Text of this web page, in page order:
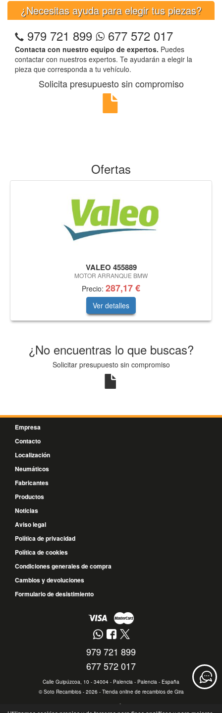
¿Necesitas ayuda para elegir tus piezas?
979 721 899 677 572 017
Contacta con nuestro equipo de expertos. Puedes
contactar con nuestros expertos. Te ayudarán a elegir la
pieza que corresponda a tu vehículo.
Solicita presupuesto sin compromiso
Ofertas
VALEO 455889
MOTOR ARRANQUE BMW
Precio: 287,17 €
Ver detalles
¿No encuentras lo que buscas?
Solicitar presupuesto sin compromiso
Empresa
Contacto
Localización
Neumáticos
Fabricantes
Productos
Noticias
Aviso legal
Política de privacidad
Política de cookies
Condiciones generales de compra
Cambios y devoluciones
Formulario de desistimiento
979 721 899
677 572 017
Calle Guipúzcoa, 10 - 34004 - Palencia - Palencia - España
©Soto Recambios- 2026 - Tienda online de recambios de Gira